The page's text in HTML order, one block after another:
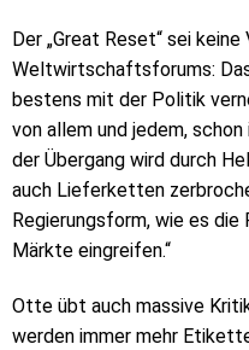
Der „Great Reset“ sei
Weltwirtschaftsforums:
bestens mit der Politik
von allem und jedem,
der Übergang wird durch
auch Lieferketten
Regierungsform, wie es
Märkte eingreifen.“
Otte übt auch massive
werden immer mehr